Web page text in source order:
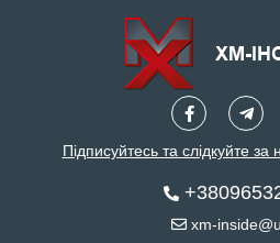
Підписуйтесь та слідкуйте
xm-